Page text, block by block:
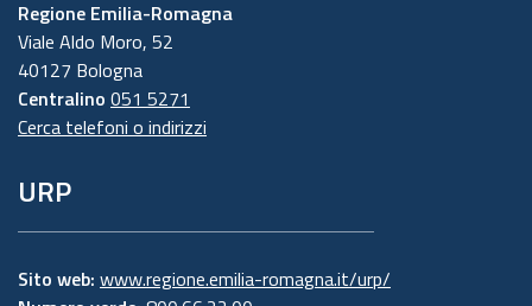
Regione Emilia-Romagna
Viale Aldo Moro, 52
40127 Bologna
Centralino 051 5271
Cerca telefoni o indirizzi
URP
Sito web: www.regione.emilia-romagna.it/urp/